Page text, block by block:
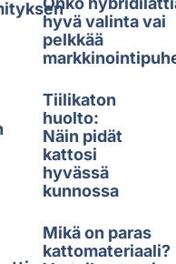
hyvä valinta vai
pelkkää
Tiilikaton
huolto:
Näin pidät
kattosi
hyvässä
kunnossa
Mikä on paras
kattomateriaali?